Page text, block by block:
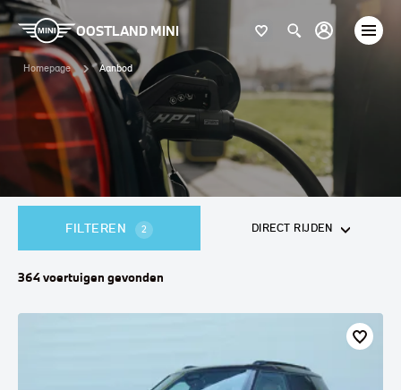
OOSTLAND MINI
Homepage Aanbod
FILTEREN 2 DIRECT RIJDEN
364voertuigen gevonden